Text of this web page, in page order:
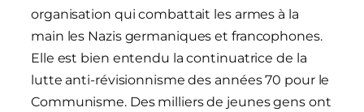
organisation qui combattait les armes à la
main les Nazis germaniques et francophones.
Elle est bien entendu la continuatrice de la
lutte anti-révisionnisme des années 70 pour le
Communisme. Des milliers de jeunes gens ont